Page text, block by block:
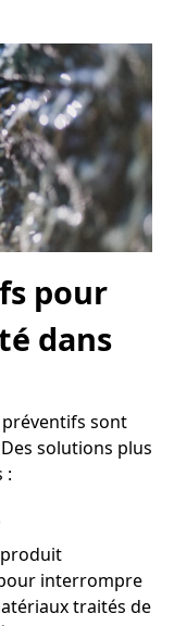
pour
dans
sont
solutions plus
:
interrompre
traités de